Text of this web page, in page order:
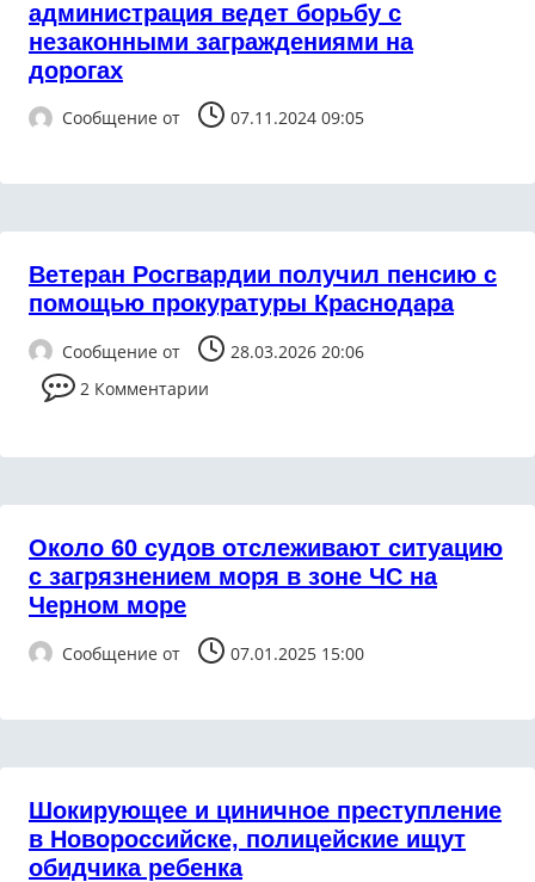
администрация ведет борьбу с
незаконными заграждениями на
дорогах
Сообщение от 07.11.2024 09:05
Ветеран Росгвардии получил пенсию с
помощью прокуратуры Краснодара
Сообщение от
28.03.2026 20:06
2 Комментарии
Около 60 судов отслеживают ситуацию
с загрязнением моря в зоне ЧС на
Черном море
Сообщение от 07.01.2025 15:00
Шокирующее и циничное преступление
в Новороссийске, полицейские ищут
обидчика ребенка